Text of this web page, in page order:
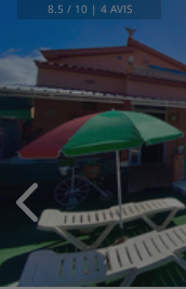
8.5 / 10 | 4 AVIS